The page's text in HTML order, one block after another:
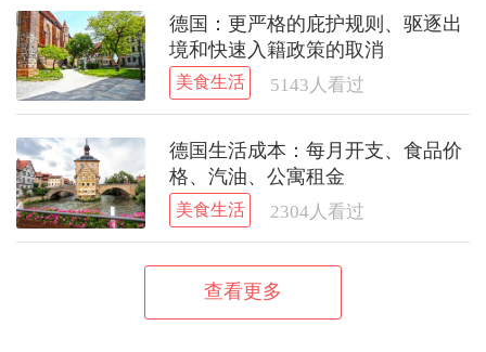
德国：更严格的庇护规则、驱逐出
境和快速入籍政策的取消
美食生活 5143 人看过
德国生活成本：每月开支、食品价
格、汽油、公寓租金
美食生活 2304 人看过
查看更多